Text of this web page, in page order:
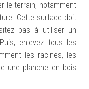
le terrain, notamment
Cette surface doit
pas à utiliser un
Puis, enlevez tous les
les racines, les
une planche en bois